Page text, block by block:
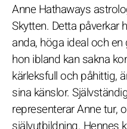
Anne Hathaways
Skytten. Detta påverkar
anda, höga ideal och
hon ibland kan sakna
kärleksfull och påhittig,
sina känslor.
representerar Anne tur,